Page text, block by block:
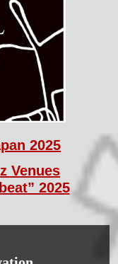
2025
Venues
2025